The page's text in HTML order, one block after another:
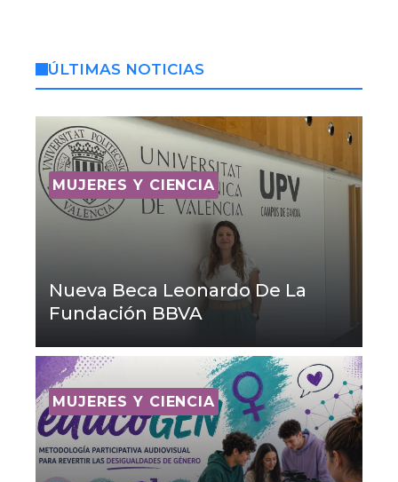
ÚLTIMAS NOTICIAS
MUJERES Y CIENCIA
Nueva Beca Leonardo De La
Fundación BBVA
MUJERES Y CIENCIA